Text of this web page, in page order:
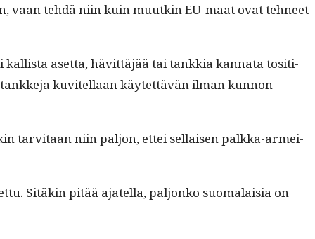
vaan tehdä niin kuin muutkin EU-maat ovat tehneet
kallista aset­ta, hävit­täjää tai tankkia kan­na­ta tosi­ti­
kuvitel­laan käytet­tävän ilman kun­non
tarvi­taan niin paljon, ettei sel­l­aisen palk­ka-armei­
Sitäkin pitää ajatel­la, paljonko suo­ma­laisia on